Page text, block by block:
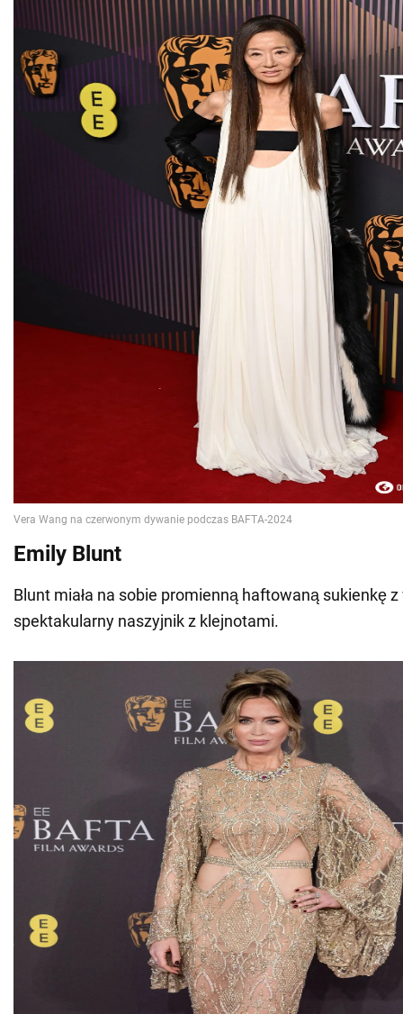
Emily Blunt
Blunt miała na sobie promienną haftowaną sukienkę
spektakularny naszyjnik z klejnotami.